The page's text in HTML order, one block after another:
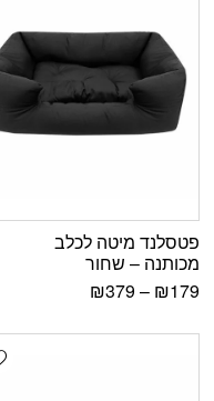
פטסלנד מיטה לכלב
מכותנה – שחור
₪179
–
₪379